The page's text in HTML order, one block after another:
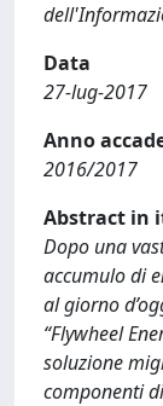
Data
27-lug-2017
Anno
2016/2017
Abstract in
Dopo una
accumulo di
al giorno
“Flywheel
soluzione
componenti